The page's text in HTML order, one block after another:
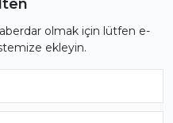
olmak için lütfen e-
ekleyin.